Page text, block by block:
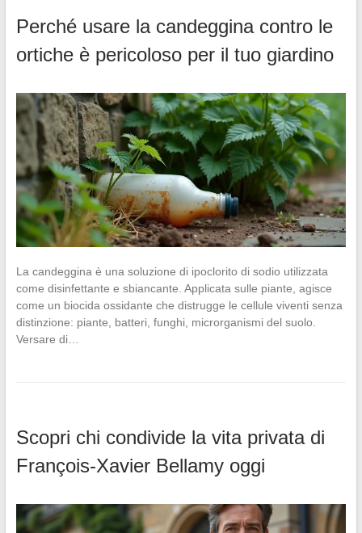
Perché usare la candeggina contro le
ortiche è pericoloso per il tuo giardino
La candeggina è una soluzione di ipoclorito di sodio utilizzata
come disinfettante e sbiancante. Applicata sulle piante, agisce
come un biocida ossidante che distrugge le cellule viventi senza
distinzione: piante, batteri, funghi, microrganismi del suolo.
Versare di…
Scopri chi condivide la vita privata di
François-Xavier Bellamy oggi